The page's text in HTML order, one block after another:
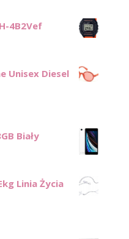
4B2Vef
Unisex Diesel
Biały
Linia Życia